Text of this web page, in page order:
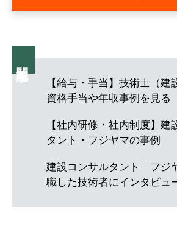
【給与・手当】技術士（建
資格手当や年収事例を見る
【社内研修・社内制度】建
タント・フジヤマの事例
建設コンサルタント「フジ
職した技術者にインタビュ